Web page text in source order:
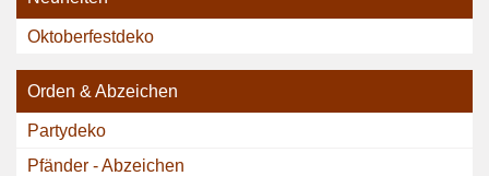
Oktoberfestdeko
Orden & Abzeichen
Partydeko
Pfänder - Abzeichen